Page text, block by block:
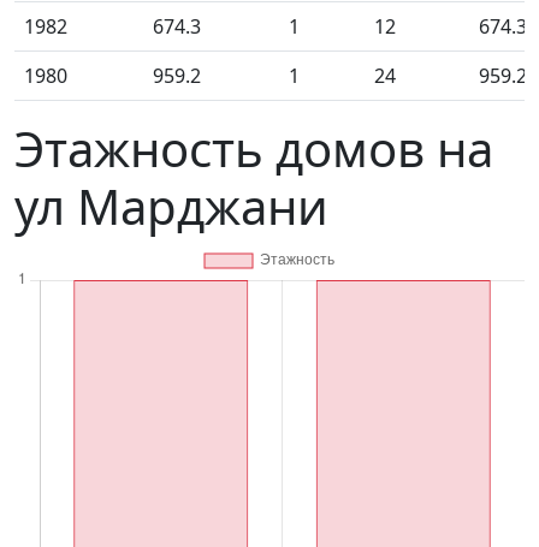
1982
674.3 1 12
674.30
1980
959.2 1 24 959.20
Этажность домов на
ул Марджани